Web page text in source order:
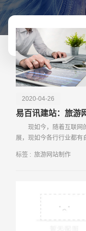
务。此外，还需关注
安全。旅游网站不仅
提升旅游体验的重要
旅游网站将为用户提
2020-04-26
现如今，随着互联网
展，现如今各行行业都有
游方面的公司都会有自己
标签 : 旅游网站制作